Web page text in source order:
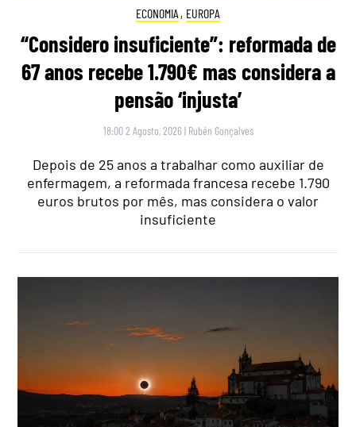
ECONOMIA , EUROPA
“Considero insuficiente”: reformada de
67 anos recebe 1.790€ mas considera a
pensão ‘injusta’
18:00 2 Agosto, 2026 | Rubén Gonçalves
Depois de 25 anos a trabalhar como auxiliar de
enfermagem, a reformada francesa recebe 1.790
euros brutos por mês, mas considera o valor
insuficiente